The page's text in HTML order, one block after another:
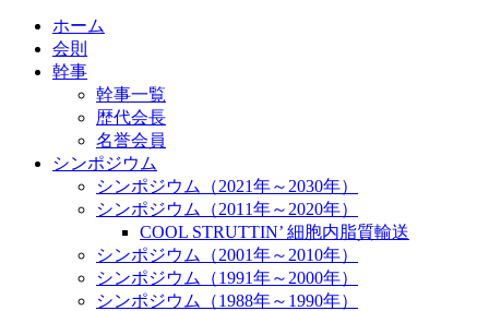
ホーム
会則
幹事
幹事一覧
歴代会長
名誉会員
シンポジウム
シンポジウム（2021年～2030年）
シンポジウム（2011年～2020年）
COOL STRUTTIN’ 細胞内脂質輸送
シンポジウム（2001年～2010年）
シンポジウム（1991年～2000年）
シンポジウム（1988年～1990年）